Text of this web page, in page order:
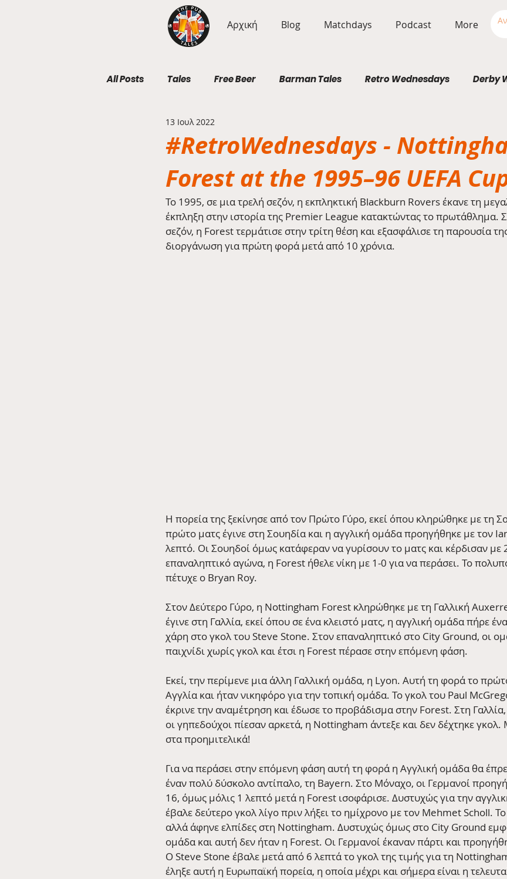
Αρχική Blog Matchdays Podcast More
All Posts Tales Free Beer Barman Tales Retro Wednesdays Derby
Geography Wednesdays
#RetroWednesdays -
Forest at the 1995–96 UEFA
13 Ιουλ 2022
Το 1995, σε μια τρελή σεζόν, η εκπληκτική Blackburn Rovers έκανε τη
έκπληξη στην ιστορία της Premier League κατακτώντας το πρωτάθλημα.
σεζόν, η Forest τερμάτισε στην τρίτη θέση και εξασφάλισε τη παρουσία
διοργάνωση για πρώτη φορά μετά από 10 χρόνια.
Η πορεία της ξεκίνησε από τον Πρώτο Γύρο, εκεί όπου κληρώθηκε με τη
πρώτο ματς έγινε στη Σουηδία και η αγγλική ομάδα προηγήθηκε με τον
λεπτό. Οι Σουηδοί όμως κατάφεραν να γυρίσουν το ματς και κέρδισαν με
επαναληπτικό αγώνα, η Forest ήθελε νίκη με 1-0 για να περάσει. Το
πέτυχε ο Bryan Roy.
Στον Δεύτερο Γύρο, η Nottingham Forest κληρώθηκε με τη Γαλλική
έγινε στη Γαλλία, εκεί όπου σε ένα κλειστό ματς, η αγγλική ομάδα πήρε
χάρη στο γκολ του Steve Stone. Στον επαναληπτικό στο City Ground, οι
παιχνίδι χωρίς γκολ και έτσι η Forest πέρασε στην επόμενη φάση.
Εκεί, την περίμενε μια άλλη Γαλλική ομάδα, η Lyon. Αυτή τη φορά το
Αγγλία και ήταν νικηφόρο για την τοπική ομάδα. Το γκολ του Paul
έκρινε την αναμέτρηση και έδωσε το προβάδισμα στην Forest. Στη
οι γηπεδούχοι πίεσαν αρκετά, η Nottingham άντεξε και δεν δέχτηκε
στα προημιτελικά!
Για να περάσει στην επόμενη φάση αυτή τη φορά η Αγγλική ομάδα θα
έναν πολύ δύσκολο αντίπαλο, τη Bayern. Στο Μόναχο, οι Γερμανοί
16, όμως μόλις 1 λεπτό μετά η Forest ισοφάρισε. Δυστυχώς για την
έβαλε δεύτερο γκολ λίγο πριν λήξει το ημίχρονο με τον Mehmet Scholl. Το
αλλά άφηνε ελπίδες στη Nottingham. Δυστυχώς όμως στο City Ground
ομάδα και αυτή δεν ήταν η Forest. Οι Γερμανοί έκαναν πάρτι και
Ο Steve Stone έβαλε μετά από 6 λεπτά το γκολ της τιμής για τη
έληξε αυτή η Ευρωπαϊκή πορεία, η οποία μέχρι και σήμερα είναι η